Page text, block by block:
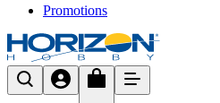
Promotions